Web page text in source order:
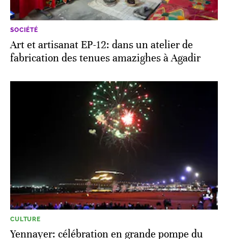
SOCIÉTÉ
Art et artisanat EP-12: dans un atelier de
fabrication des tenues amazighes à Agadir
CULTURE
Yennayer: célébration en grande pompe du